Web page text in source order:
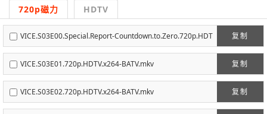
720p磁力 HDTV
复制
VICE.S03E00.Special.Report-Countdown.to.Zero.720p.HDT
V.x264-BATV.mkv
复制
VICE.S03E01.720p.HDTV.x264-BATV.mkv
复制
VICE.S03E02.720p.HDTV.x264-BATV.mkv